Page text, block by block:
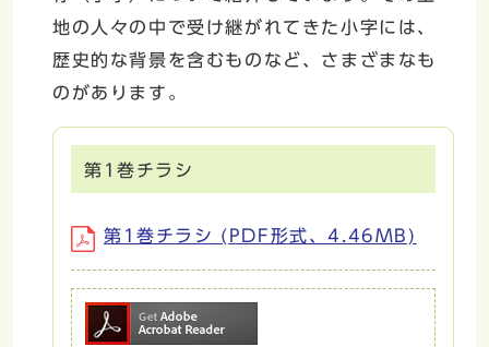
地の人々の中で受け継がれてきた小字には、
歴史的な背景を含むものなど、さまざまなも
のがあります。
第1巻チラシ
第1巻チラシ (PDF形式、4.46MB)